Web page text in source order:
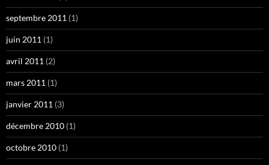
septembre 2011 (1)
juin 2011 (1)
avril 2011 (2)
mars 2011 (1)
janvier 2011 (3)
décembre 2010 (1)
octobre 2010 (1)